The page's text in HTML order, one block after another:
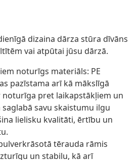
dizaina dārza stūra dīvāns
vai atpūtai jūsu dārzā.
noturīgs materiāls: PE
pazīstama arī kā mākslīgā
pret laikapstākļiem un
savu skaistumu ilgu
lielisku kvalitāti, ērtību un
tērauda rāmis
un stabilu, kā arī